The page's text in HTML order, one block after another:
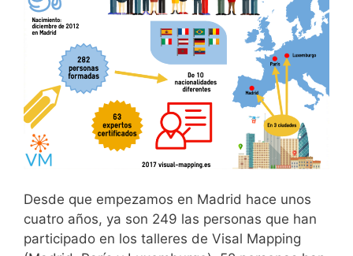
Desde que empezamos en Madrid hace unos
cuatro años, ya son 249 las personas que han
participado en los talleres de Visal Mapping